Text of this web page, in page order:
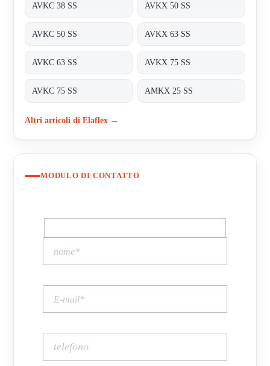
AVKC 38 SS AVKX 50 SS
AVKC 50 SS AVKX 63 SS
AVKC 63 SS AVKX 75 SS
AVKC 75 SS AMKX 25 SS
Altri articoli di Elaflex →
MODULO DI CONTATTO